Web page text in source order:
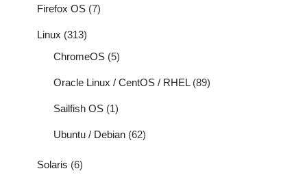
Firefox OS (7)
Linux (313)
ChromeOS (5)
Oracle Linux / CentOS / RHEL(89)
Sailfish OS (1)
Ubuntu / Debian (62)
Solaris (6)